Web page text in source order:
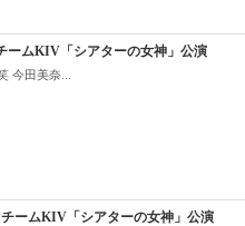
ームKIV「シアターの女神」公演
今田美奈...
チームKIV「シアターの女神」公演